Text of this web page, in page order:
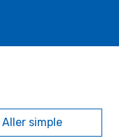
Aller simple